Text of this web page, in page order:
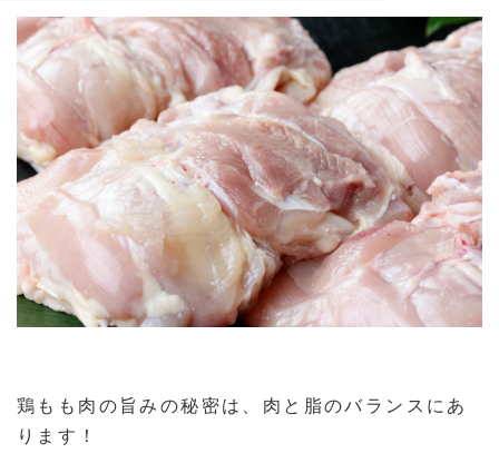
鶏もも肉の旨みの秘密は、肉と脂のバランスにあ
ります！